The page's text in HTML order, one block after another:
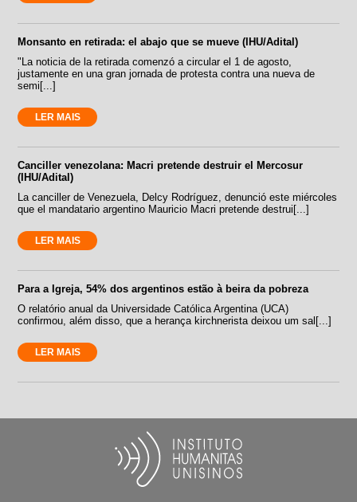
Monsanto en retirada: el abajo que se mueve (IHU/Adital)
"La noticia de la retirada comenzó a circular el 1 de agosto,
justamente en una gran jornada de protesta contra una nueva de
semi[...]
LER MAIS
Canciller venezolana: Macri pretende destruir el Mercosur
(IHU/Adital)
La canciller de Venezuela, Delcy Rodríguez, denunció este miércoles
que el mandatario argentino Mauricio Macri pretende destrui[...]
LER MAIS
Para a Igreja, 54% dos argentinos estão à beira da pobreza
O relatório anual da Universidade Católica Argentina (UCA)
confirmou, além disso, que a herança kirchnerista deixou um sal[...]
LER MAIS